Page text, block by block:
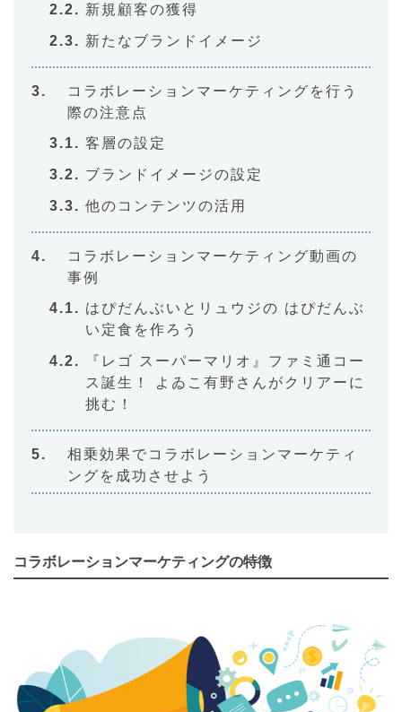
新規顧客の獲得
新たなブランドイメージ
コラボレーションマーケティングを行う
際の注意点
客層の設定
ブランドイメージの設定
他のコンテンツの活用
コラボレーションマーケティング動画の
事例
はぴだんぶいとリュウジの はぴだんぶ
い定食を作ろう
『レゴ スーパーマリオ』ファミ通コー
ス誕生！ よゐこ有野さんがクリアーに
挑む！
相乗効果でコラボレーションマーケティ
ングを成功させよう
コラボレーションマーケティングの特徴